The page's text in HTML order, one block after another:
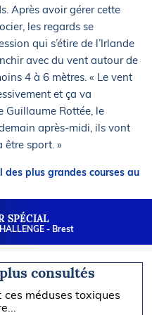
Après avoir gérer cette
les regards se
qui s’étire de l’Irlande
avec du vent autour de
4 à 6 mètres. « Le vent
et ça va
Guillaume Rottée, le
après-midi, ils vont
être sport. »
plus grandes courses au
SPÉCIAL
- Brest
consultés
ces méduses toxiques